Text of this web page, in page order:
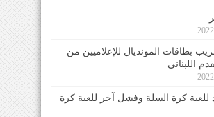
بطاقات المونديال للإعلاميين من
اللبناني
للعبة كرة السلة وفشل آخر للعبة كرة